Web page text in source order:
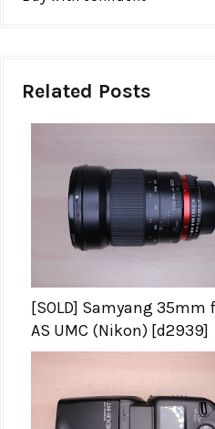
Related Posts
[SOLD] Samyang 35mm
AS UMC (Nikon) [d2939]